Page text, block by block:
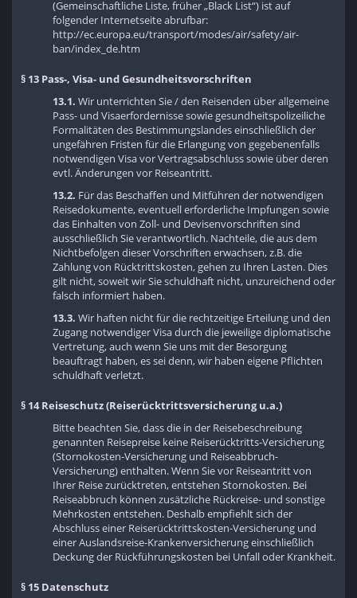
(Gemeinschaftliche Liste, früher „Black List“) ist auf
folgender Internetseite abrufbar:
http://ec.europa.eu/transport/modes/air/safety/air-
ban/index_de.htm
§ 13 Pass-, Visa- und Gesundheitsvorschriften
13.1. Wir unterrichten Sie / den Reisenden über allgemeine
Pass- und Visaerfordernisse sowie gesundheitspolizeiliche
Formalitäten des Bestimmungslandes einschließlich der
ungefähren Fristen für die Erlangung von gegebenenfalls
notwendigen Visa vor Vertragsabschluss sowie über deren
evtl. Änderungen vor Reiseantritt.
13.2. Für das Beschaffen und Mitführen der notwendigen
Reisedokumente, eventuell erforderliche Impfungen sowie
das Einhalten von Zoll- und Devisenvorschriften sind
ausschließlich Sie verantwortlich. Nachteile, die aus dem
Nichtbefolgen dieser Vorschriften erwachsen, z.B. die
Zahlung von Rücktrittskosten, gehen zu Ihren Lasten. Dies
gilt nicht, soweit wir Sie schuldhaft nicht, unzureichend oder
falsch informiert haben.
13.3. Wir haften nicht für die rechtzeitige Erteilung und den
Zugang notwendiger Visa durch die jeweilige diplomatische
Vertretung, auch wenn Sie uns mit der Besorgung
beauftragt haben, es sei denn, wir haben eigene Pflichten
schuldhaft verletzt.
§ 14 Reiseschutz (Reiserücktrittsversicherung u.a.)
Bitte beachten Sie, dass die in der Reisebeschreibung
genannten Reisepreise keine Reiserücktritts-Versicherung
(Stornokosten-Versicherung und Reiseabbruch-
Versicherung) enthalten. Wenn Sie vor Reiseantritt von
Ihrer Reise zurücktreten, entstehen Stornokosten. Bei
Reiseabbruch können zusätzliche Rückreise- und sonstige
Mehrkosten entstehen. Deshalb empfiehlt sich der
Abschluss einer Reiserücktrittskosten-Versicherung und
einer Auslandsreise-Krankenversicherung einschließlich
Deckung der Rückführungskosten bei Unfall oder Krankheit.
§ 15 Datenschutz